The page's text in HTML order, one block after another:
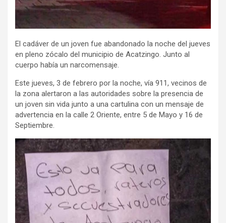
El cadáver de un joven fue abandonado la noche del jueves
en pleno zócalo del municipio de Acatzingo. Junto al
cuerpo había un narcomensaje.
Este jueves, 3 de febrero por la noche, vía 911, vecinos de
la zona alertaron a las autoridades sobre la presencia de
un joven sin vida junto a una cartulina con un mensaje de
advertencia en la calle 2 Oriente, entre 5 de Mayo y 16 de
Septiembre.